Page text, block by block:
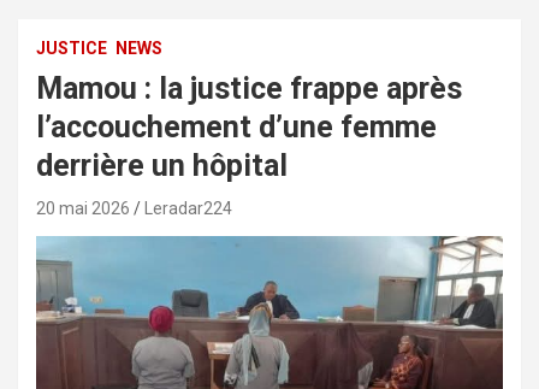
JUSTICE NEWS
Mamou : la justice frappe après
l’accouchement d’une femme
derrière un hôpital
20 mai 2026 Leradar224